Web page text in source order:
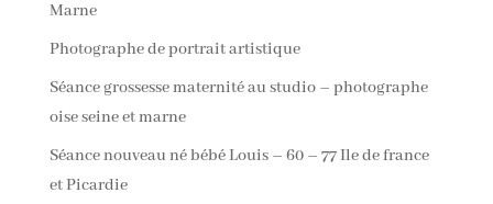
Marne
Photographe de portrait artistique
Séance grossesse maternité au studio – photographe
oise seine et marne
Séance nouveau né bébé Louis – 60 – 77 Ile de france
et Picardie